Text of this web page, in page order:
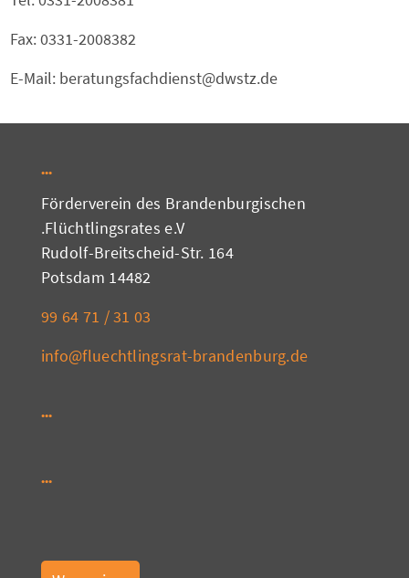
Fax: 0331-2008382
E-Mail: beratungsfachdienst@dwstz.de
Förderverein des Brandenburgischen
Flüchtlingsrates e.V.
Rudolf-Breitscheid-Str. 164
14482 Potsdam
03 31 / 71 64 99
info@fluechtlingsrat-brandenburg.de